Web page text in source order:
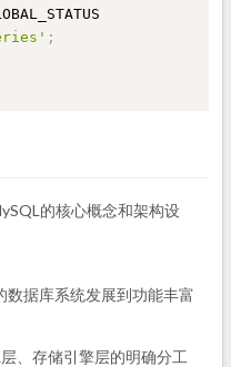
;
的核心概念和架构设
数据库系统发展到功能丰富
层、存储引擎层的明确分工